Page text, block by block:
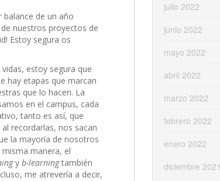
de un año
nuestros proyectos de
Estoy segura os
estoy segura que
hay etapas que marcan
que lo hacen. La
en el campus, cada
tanto es así, que
recordarlas, nos sacan
la mayoría de nosotros
manera, el
y b-learningtambién
me atrevería a decir,
julio 2022
junio 2022
mayo 2022
abril 2022
marzo 2022
febrero 2022
enero 2022
diciembre 2021